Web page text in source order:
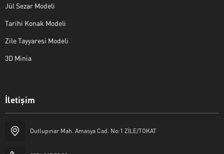
Jül Sezar Modeli
Tarihi Konak Modeli
Zile Tayyaresi Modeli
3D Minia
İletişim
Dutlupınar Mah. Amasya Cad. No:1 ZİLE/TOKAT